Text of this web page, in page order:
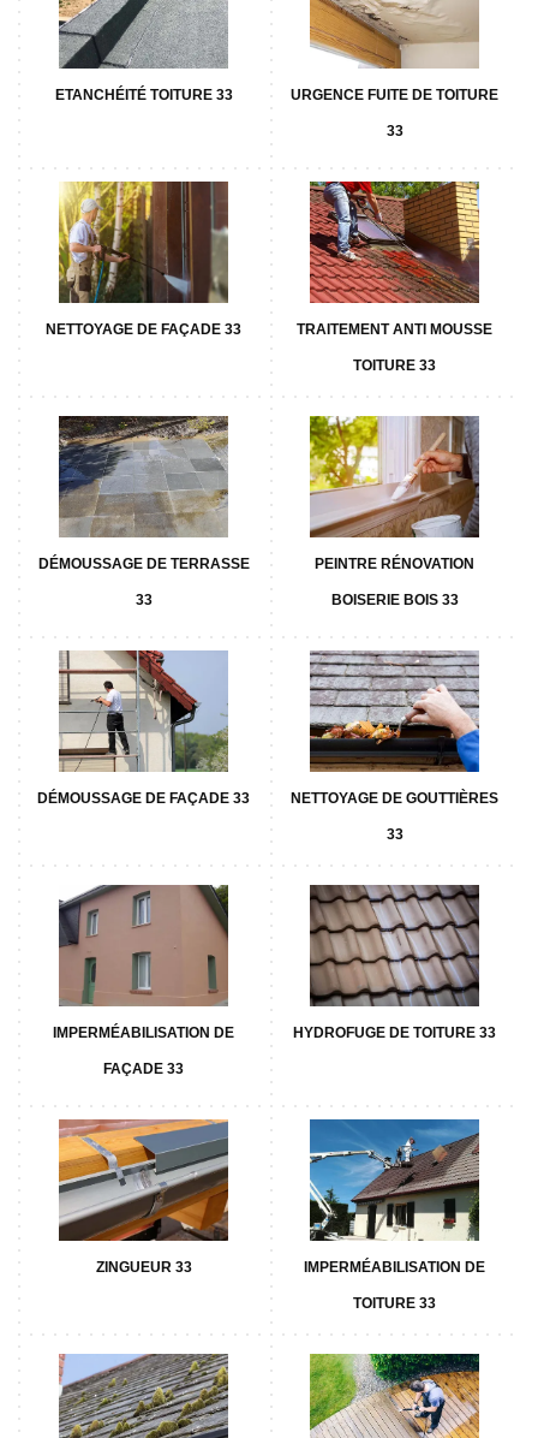
ETANCHÉITÉ TOITURE 33 URGENCE FUITE DE TOITURE
33
NETTOYAGE DE FAÇADE 33 TRAITEMENT ANTI MOUSSE
TOITURE 33
DÉMOUSSAGE DE TERRASSE
33
PEINTRE RÉNOVATION
BOISERIE BOIS 33
DÉMOUSSAGE DE FAÇADE 33 NETTOYAGE DE GOUTTIÈRES
33
IMPERMÉABILISATION DE
FAÇADE 33
HYDROFUGE DE TOITURE 33
ZINGUEUR 33 IMPERMÉABILISATION DE
TOITURE 33